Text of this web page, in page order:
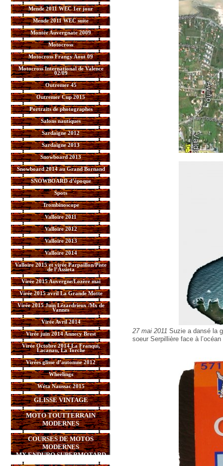
Mende 2011 WEC 1er jour
Mende 2011 WEC suite
Montée Auvergnate 2009
Motocross
Motocross Frangy Aout 09
Motocross International de Valence
02/09
Outremer 45
Outremer Cup 2015
Portraits de photographes
Salons nautiques
Sardaigne 2012
Sardaigne 2013
Snowboard 2013
Snowboard 2014 au Grand Bornand
SNOWBOARD d’époque
Spots
Trombinoscope
Valloire 2011
Valloire 2012
Valloire 2013
Valloire 2014
Valloire 2015 et virée Parpaillon/Piste
de l’Assieta
Virée 2015 Auvergne/Lozère mai
Virée 2015 avril La Grande Motte
Virée 2015 Juin Lézardrieux /Mx de
Vannes
Virée Avril 2014
Virée juin 2014 Annecy Brest
Virée Octobre 2014 La Franqui,
Lacanau, La Torche
Virées glisse d’automne 2012
Wheelings
Wéta Naussac 2015
GLISSE VINTAGE
MOTO TOUTTERRAIN
MODERNES
COURSES DE MOTOS
MODERNES
MX,ENDURO,SUPERMOTARD
27 mai 2011 Suzie a dansé la
soeur Serpillière face à